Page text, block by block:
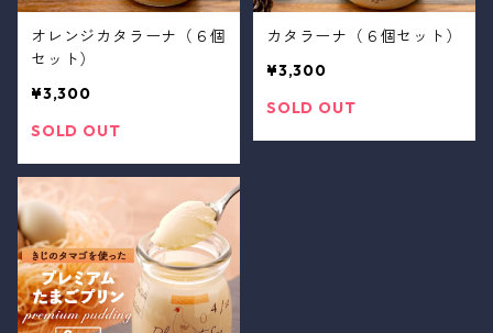
オレンジカタラーナ（６個
セット）
¥3,300
SOLD OUT
カタラーナ（６個セット）
¥3,300
SOLD OUT